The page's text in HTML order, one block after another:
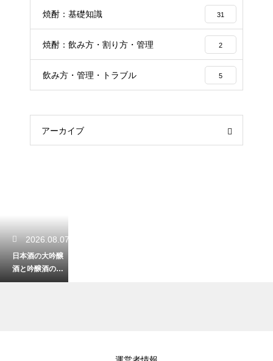
焼酎：基礎知識 31
焼酎：飲み方・割り方・管理 2
飲み方・管理・トラブル 5
アーカイブ
2026.08.07
日本酒の大吟醸
酒と吟醸酒の違
いは？磨きの度